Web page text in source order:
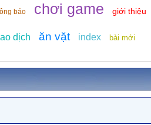
báo chơi game giới thiệu
dịch ăn vặt index bài mới